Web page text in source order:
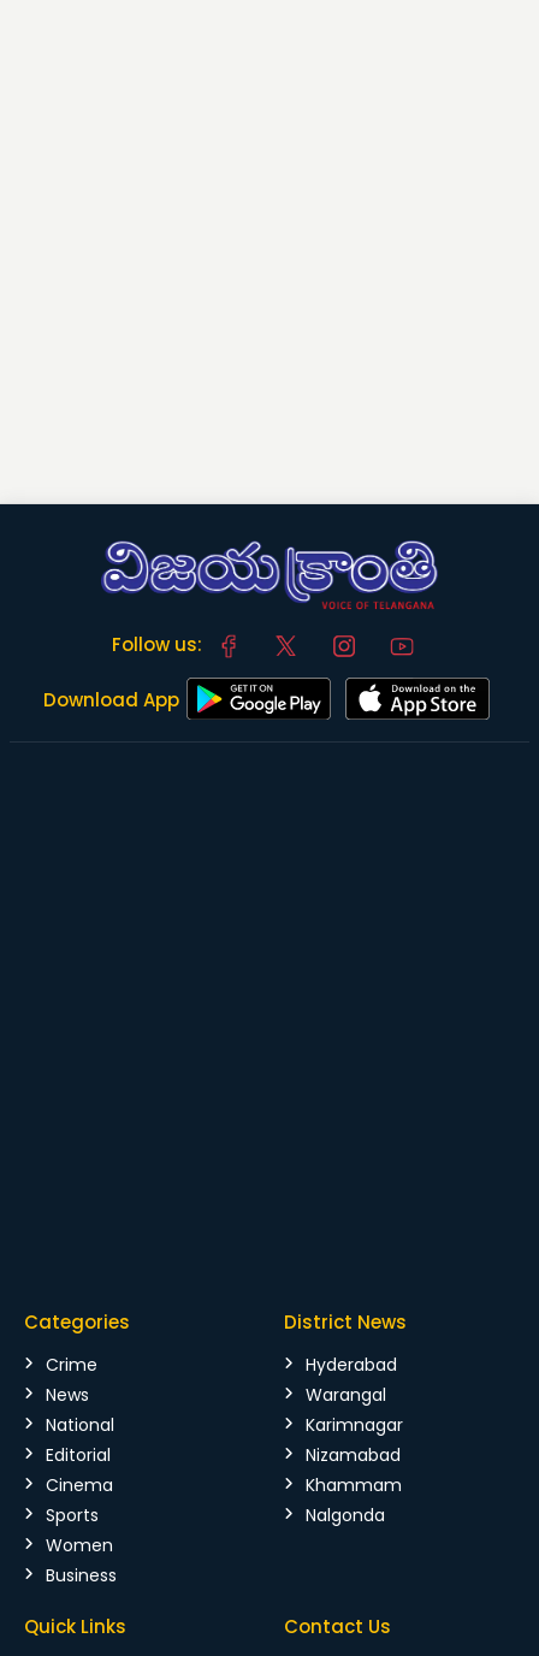
Follow us:
Download App
Categories
Crime
News
National
Editorial
Cinema
Sports
Women
Business
District News
Hyderabad
Warangal
Karimnagar
Nizamabad
Khammam
Nalgonda
Quick Links Contact Us